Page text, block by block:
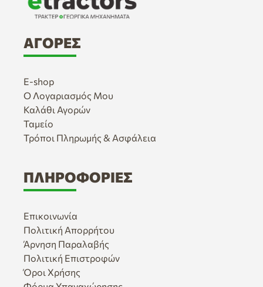
ΑΓΟΡΈΣ
E-shop
Ο Λογαριασμός Μου
Καλάθι Αγορών
Ταμείο
Τρόποι Πληρωμής & Ασφάλεια
ΠΛΗΡΟΦΟΡΊΕΣ
Επικοινωνία
Πολιτική Απορρήτου
Άρνηση Παραλαβής
Πολιτική Επιστροφών
Όροι Χρήσης